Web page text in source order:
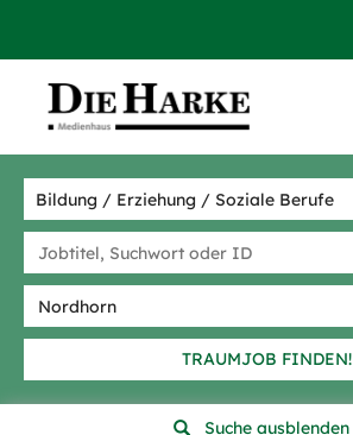
TRAUMJOB FINDEN!
Suche ausblenden